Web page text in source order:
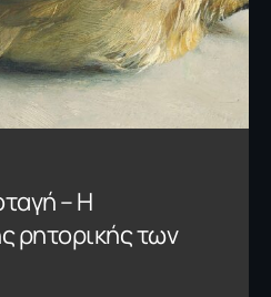
– Η
ρητορικής των